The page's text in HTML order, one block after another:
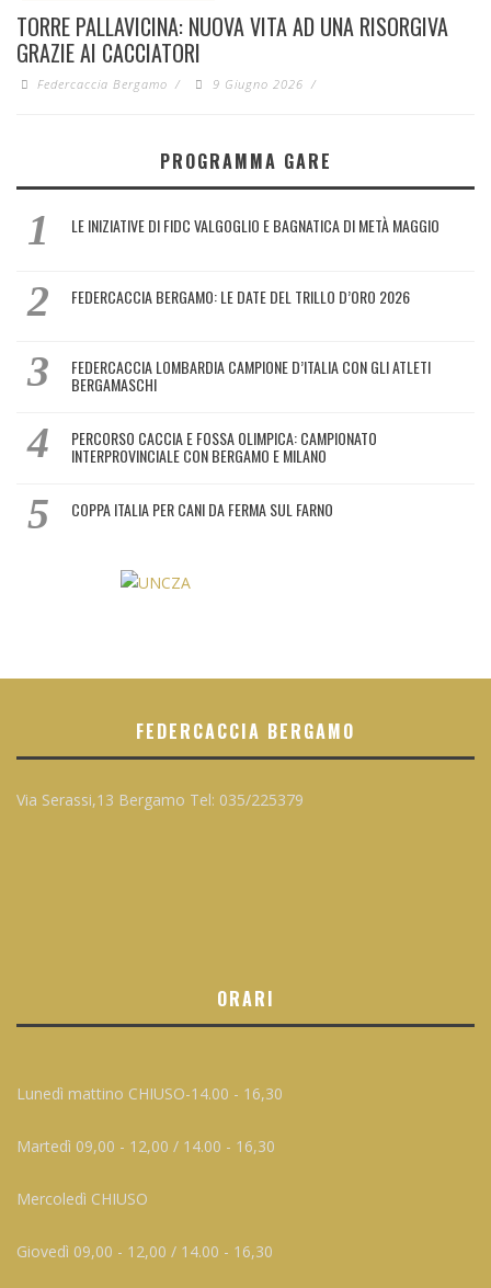
TORRE PALLAVICINA: NUOVA VITA AD UNA RISORGIVA
GRAZIE AI CACCIATORI
Federcaccia Bergamo / 9 Giugno 2026 /
PROGRAMMA GARE
LE INIZIATIVE DI FIDC VALGOGLIO E BAGNATICA DI METÀ MAGGIO
FEDERCACCIA BERGAMO: LE DATE DEL TRILLO D’ORO 2026
FEDERCACCIA LOMBARDIA CAMPIONE D’ITALIA CON GLI ATLETI
BERGAMASCHI
PERCORSO CACCIA E FOSSA OLIMPICA: CAMPIONATO
INTERPROVINCIALE CON BERGAMO E MILANO
COPPA ITALIA PER CANI DA FERMA SUL FARNO
FEDERCACCIA BERGAMO
Via Serassi,13 Bergamo Tel: 035/225379
ORARI
Lunedì mattino CHIUSO-14.00 - 16,30
Martedì 09,00 - 12,00 / 14.00 - 16,30
Mercoledì CHIUSO
Giovedì 09,00 - 12,00 / 14.00 - 16,30